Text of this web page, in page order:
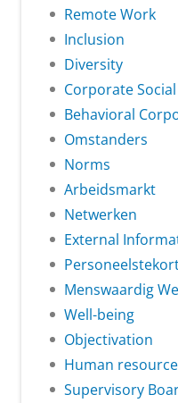
Remote Work
Inclusion
Diversity
Corporate
Behavioral
Omstanders
Norms
Arbeidsmarkt
Netwerken
External
Menswaardig
Well-being
Objectivation
Human
Supervisory